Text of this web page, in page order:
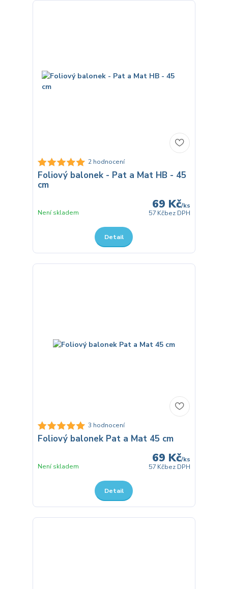
2 hodnocení
Foliový balonek - Pat a Mat HB - 45
cm
69 Kč/ks
57 Kčbez DPH
Není skladem
Detail
3 hodnocení
Foliový balonek Pat a Mat 45 cm
69 Kč/ks
57 Kčbez DPH
Není skladem
Detail